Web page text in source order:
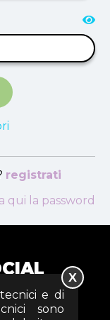
registrati
qui la password
e di
sono
X